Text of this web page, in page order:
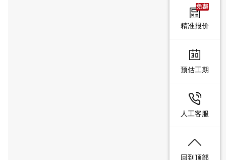
精准报价
预估工期
人工客服
回到顶部